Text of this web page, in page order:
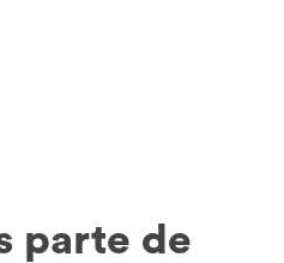
parte de